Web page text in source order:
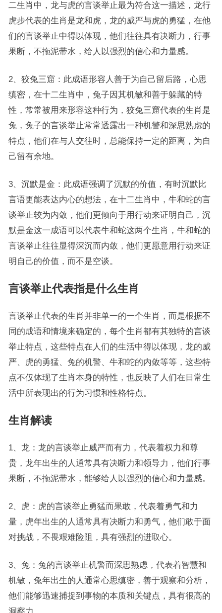
二生肖中，龙与虎的言谈举止最为符合这一描述，龙行
虎步代表的生肖是龙和虎，龙的威严与虎的勇猛，在他
们的言谈举止中得以体现，他们往往具有决断力，行事
果断，不拖泥带水，给人以强烈的信心和力量感。
2、狡兔三窟：此成语形容人善于为自己留后路，心思
缜密，在十二生肖中，兔子因其机敏和善于躲藏的特
性，常常被用来形容这种行为，狡兔三窟代表的生肖是
兔，兔子的言谈举止常常透露出一种机警和深思熟虑的
特点，他们在与人交往时，总能保持一定的距离，为自
己留有余地。
3、沉默是金：此成语强调了沉默的价值，有时沉默比
言语更能表达内心的想法，在十二生肖中，牛和蛇的言
谈举止较为内敛，他们更倾向于用行动来证明自己，沉
默是金这一成语可以代表牛和蛇这两个生肖，牛和蛇的
言谈举止往往显得深沉而内敛，他们更愿意用行动来证
明自己的价值，而不是空谈。
言谈举止代表指是什么生肖
言谈举止代表的生肖并非单一的一个生肖，而是根据不
同的成语和情境来确定的，每个生肖都有其独特的言谈
举止特点，这些特点在人们的生活中得以体现，龙的威
严、虎的勇猛、兔的机警、牛和蛇的内敛等等，这些特
点不仅体现了生肖本身的特性，也反映了人们在日常生
活中所表现出的行为习惯和性格特点。
生肖解读
1、龙：龙的言谈举止威严而有力，代表着权力和尊
贵，龙年出生的人通常具有决断力和领导力，他们行事
果断，不拖泥带水，能够给人以强烈的信心和力量感。
2、虎：虎的言谈举止勇猛而果敢，代表着勇气和力
量，虎年出生的人通常具有决断力和勇气，他们敢于面
对挑战，不畏艰难险阻，具有强烈的进取心。
3、兔：兔的言谈举止机警而深思熟虑，代表着智慧和
机敏，兔年出生的人通常心思缜密，善于观察和分析，
他们能够迅速捕捉到事物的本质和关键点，具有很高的
洞察力。